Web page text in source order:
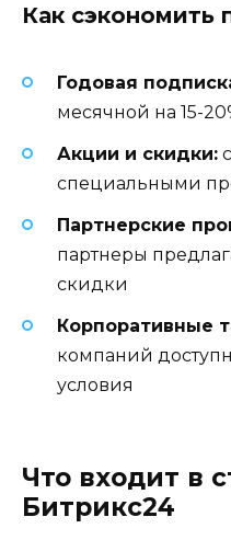
Как сэкономить
Годовая
месячной на 15-
Акции и скидки:
специальными
Партнерские
партнеры
скидки
Корпоративные
компаний
условия
Что входит в
Битрикс24